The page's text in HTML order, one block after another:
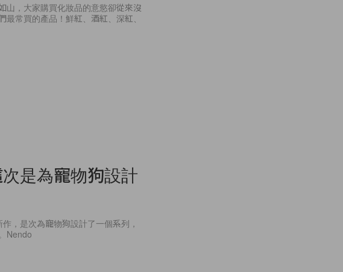
山，大家購買化妝品的意慾卻從來沒
常買的產品！鮮紅、酒紅、深紅、
是為寵物狗設計
，是次為寵物狗設計了一個系列，
Nendo